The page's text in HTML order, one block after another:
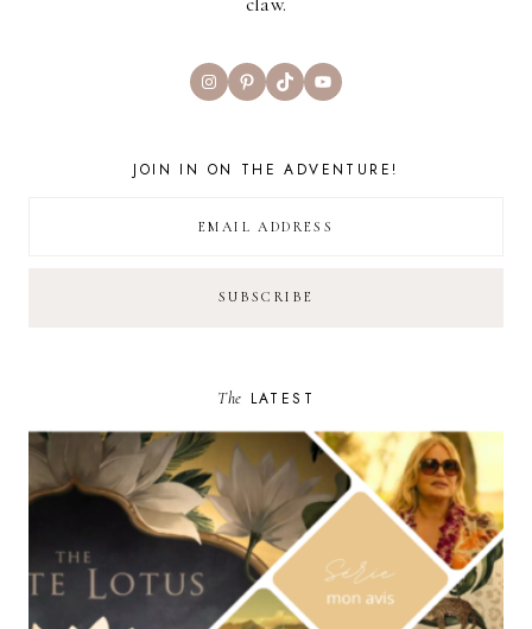
InstagramPinterest
TikTokYouTube
JOIN IN ON THE ADVENTURE!
The LATEST